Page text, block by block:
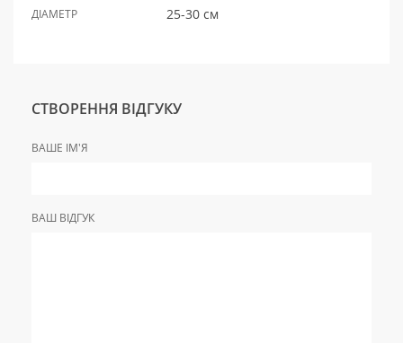
ДІАМЕТР 25-30 см
СТВОРЕННЯ ВІДГУКУ
ВАШЕ ІМ'Я
ВАШ ВІДГУК